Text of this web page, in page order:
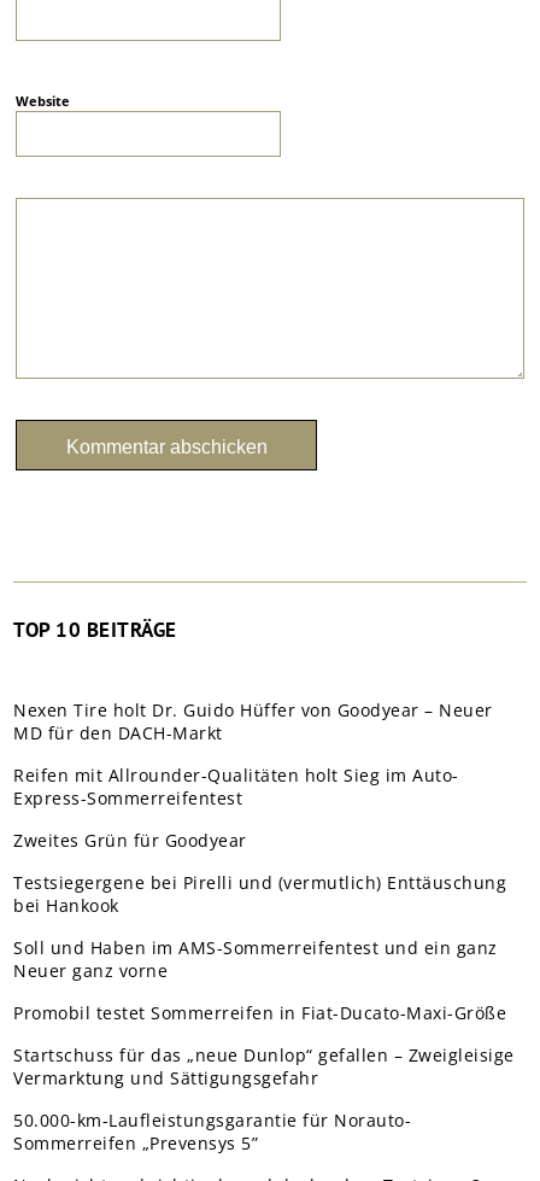
Website
TOP 10 BEITRÄGE
Nexen Tire holt Dr. Guido Hüffer von Goodyear – Neuer
MD für den DACH-Markt
Reifen mit Allrounder-Qualitäten holt Sieg im Auto-
Express-Sommerreifentest
Zweites Grün für Goodyear
Testsiegergene bei Pirelli und (vermutlich) Enttäuschung
bei Hankook
Soll und Haben im AMS-Sommerreifentest und ein ganz
Neuer ganz vorne
Promobil testet Sommerreifen in Fiat-Ducato-Maxi-Größe
Startschuss für das „neue Dunlop“ gefallen – Zweigleisige
Vermarktung und Sättigungsgefahr
50.000-km-Laufleistungsgarantie für Norauto-
Sommerreifen „Prevensys 5”